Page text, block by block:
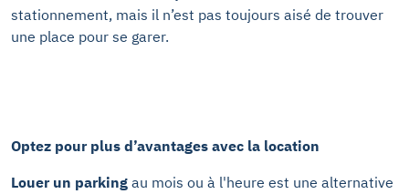
stationnement, mais il n’est pas toujours aisé de trouver
une place pour se garer.
Optez pour plus d’avantages avec la location
Louer un parking au mois ou à l'heure est une alternative